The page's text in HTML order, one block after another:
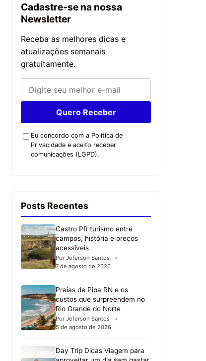
Cadastre-se na nossa
Newsletter
Receba as melhores dicas e
atualizações semanais
gratuitamente.
Quero Receber
Eu concordo com a Política de
Privacidade e aceito receber
comunicações (LGPD).
Posts Recentes
Castro PR turismo entre
campos, história e preços
acessíveis
Por Jeferson Santos
7 de agosto de 2026
Praias de Pipa RN e os
custos que surpreendem no
Rio Grande do Norte
Por Jeferson Santos
5 de agosto de 2026
Day Trip Dicas Viagem para